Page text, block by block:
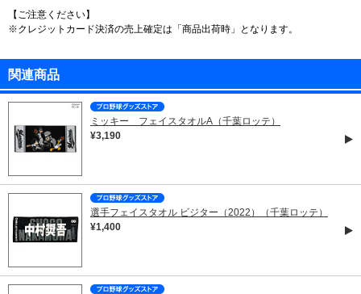
【ご注意ください】
※クレジットカード決済の売上確定は「商品出荷時」となります。
関連商品
ミッキー フェイスタオルA（千葉ロッテ）
¥3,190
選手フェイスタオル ビジター（2022）（千葉ロッテ）
¥1,400